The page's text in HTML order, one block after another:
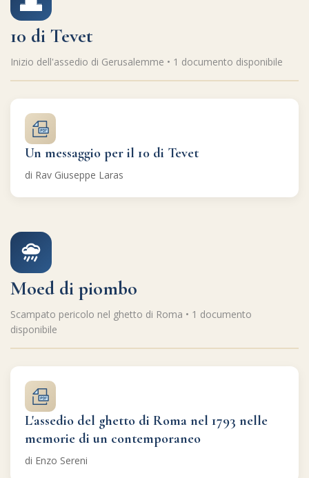
10 di Tevet
Inizio dell'assedio di Gerusalemme • 1 documento disponibile
Un messaggio per il 10 di Tevet
di Rav Giuseppe Laras
Moed di piombo
Scampato pericolo nel ghetto di Roma • 1 documento
disponibile
L'assedio del ghetto di Roma nel 1793 nelle
memorie di un contemporaneo
di Enzo Sereni